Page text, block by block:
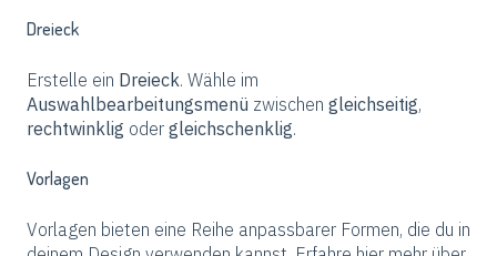
Dreieck
Erstelle ein Dreieck. Wähle im
Auswahlbearbeitungsmenü zwischen gleichseitig,
rechtwinklig oder gleichschenklig.
Vorlagen
Vorlagen bieten eine Reihe anpassbarer Formen, die du in